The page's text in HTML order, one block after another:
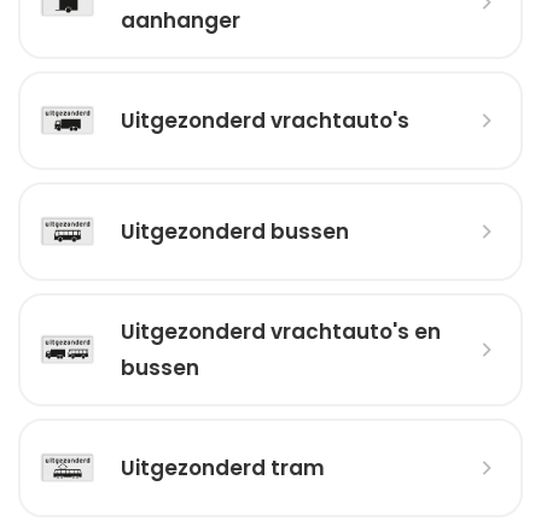
aanhanger
Uitgezonderd vrachtauto's
Uitgezonderd bussen
Uitgezonderd vrachtauto's en
bussen
Uitgezonderd tram